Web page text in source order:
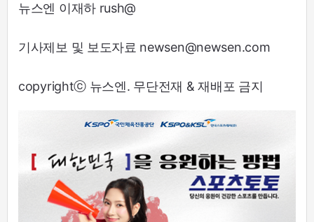
뉴스엔 이재하 rush@
기사제보 및 보도자료 newsen@newsen.com
copyrightⓒ 뉴스엔. 무단전재 & 재배포 금지